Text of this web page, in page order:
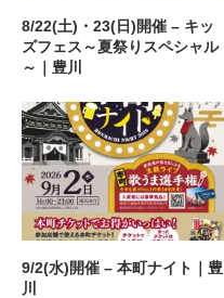
8/22(土)・23(日)開催 – キッ
ズフェス～夏祭りスペシャル
～｜豊川
9/2(水)開催 – 本町ナイト｜豊
川